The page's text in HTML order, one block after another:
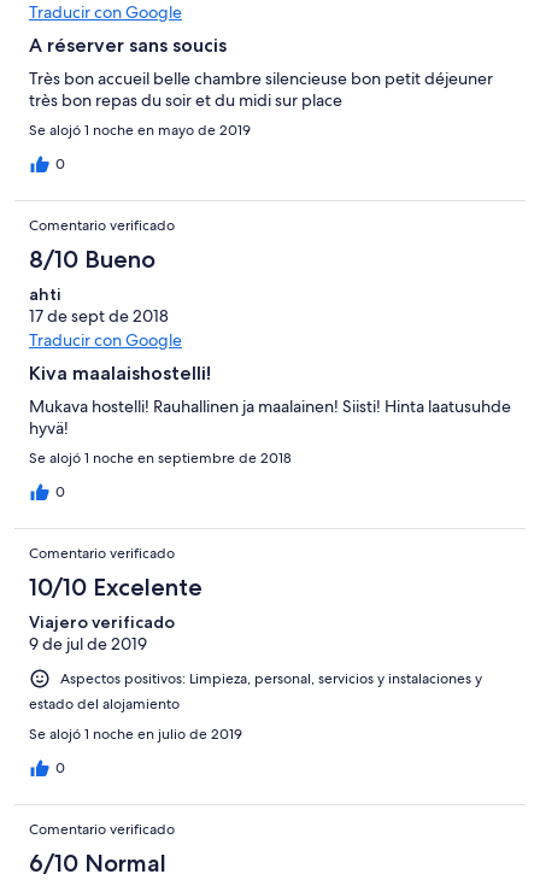
Traducir con Google
A réserver sans soucis
Très bon accueil belle chambre silencieuse bon petit déjeuner
très bon repas du soir et du midi sur place
Se alojó 1 noche en mayo de 2019
0
Comentario verificado
8/10 Bueno
ahti
17 de sept de 2018
Traducir con Google
Kiva maalaishostelli!
Mukava hostelli! Rauhallinen ja maalainen! Siisti! Hinta laatusuhde
hyvä!
Se alojó 1 noche en septiembre de 2018
0
Comentario verificado
10/10 Excelente
Viajero verificado
9 de jul de 2019
Aspectos positivos: Limpieza, personal, servicios y instalaciones y
estado del alojamiento
Se alojó 1 noche en julio de 2019
0
Comentario verificado
6/10 Normal